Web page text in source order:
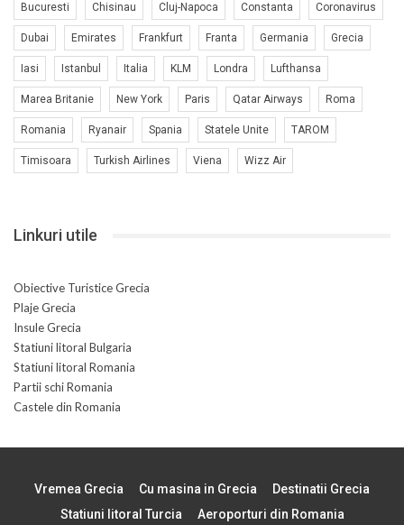
Bucuresti Chisinau Cluj-Napoca Constanta Coronavirus
Dubai Emirates Frankfurt Franta Germania Grecia
Iasi Istanbul Italia KLM Londra Lufthansa
Marea Britanie New York Paris Qatar Airways Roma
Romania Ryanair Spania Statele Unite TAROM
Timisoara Turkish Airlines Viena Wizz Air
Linkuri utile
Obiective Turistice Grecia
Plaje Grecia
Insule Grecia
Statiuni litoral Bulgaria
Statiuni litoral Romania
Partii schi Romania
Castele din Romania
Vremea Grecia Cu masina in Grecia
Destinatii Grecia
Statiuni litoral Turcia
Aeroporturi din Romania